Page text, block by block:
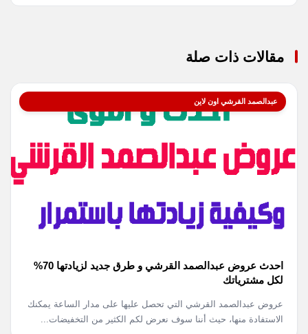
مقالات ذات صلة
عبدالصمد القرشي اون لاين
احدث عروض عبدالصمد القرشي و طرق جديد لزيادتها 70%
لكل مشترياتك
عروض عبدالصمد القرشي التي تحصل عليها على مدار الساعة يمكنك
الاستفادة منها، حيث أننا سوف نعرض لكم الكثير من التخفيضات...